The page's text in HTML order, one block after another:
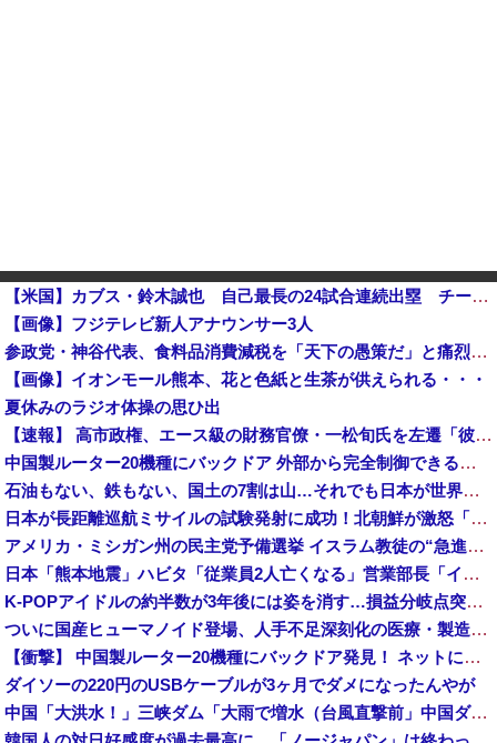
【米国】カブス・鈴木誠也 自己最長の24試合連続出塁 チームは9回2死から追いつき、延長劇的サヨナラで4連勝他
【画像】フジテレビ新人アナウンサー3人
参政党・神谷代表、食料品消費減税を「天下の愚策だ」と痛烈批判！
【画像】イオンモール熊本、花と色紙と生茶が供えられる・・・
夏休みのラジオ体操の思ひ出
【速報】 高市政権、エース級の財務官僚・一松旬氏を左遷「彼は協力的でなかった」財務省の言いなりではないことが判明
中国製ルーター20機種にバックドア 外部から完全制御できる機能が仕込まれていた
石油もない、鉄もない、国土の7割は山…それでも日本が世界屈指の経済大国になれた「勤勉さ」以外の勝因！
日本が長距離巡航ミサイルの試験発射に成功！北朝鮮が激怒「日本が戦争国家になろうとしている」「絶対に傍観しない、必ず後悔させる」
アメリカ・ミシガン州の民主党予備選挙 イスラム教徒の“急進左派”候補が勝利確実に⋯トランプ氏は批判
日本「熊本地震」ハビタ「従業員2人亡くなる」営業部長「イオンのスタッフに制止されなかった」日本「部長が連絡後の店員行動を証言（謎」イオン「再入館可能の事実ない」→
K-POPアイドルの約半数が3年後には姿を消す…損益分岐点突破は4％未満
ついに国産ヒューマノイド登場、人手不足深刻化の医療・製造現場などでの活用想定！
【衝撃】 中国製ルーター20機種にバックドア発見！ ネットに繋ぐだけで35秒ごとに中国のサーバーと通信
ダイソーの220円のUSBケーブルが3ヶ月でダメになったんやが
中国「大洪水！」三峡ダム「大雨で増水（台風直撃前」中国ダム「緊急放流！」中国鉄道「列車が走行中に流される」中国避難所「支援物資は有料です」謎の勢力「え」→